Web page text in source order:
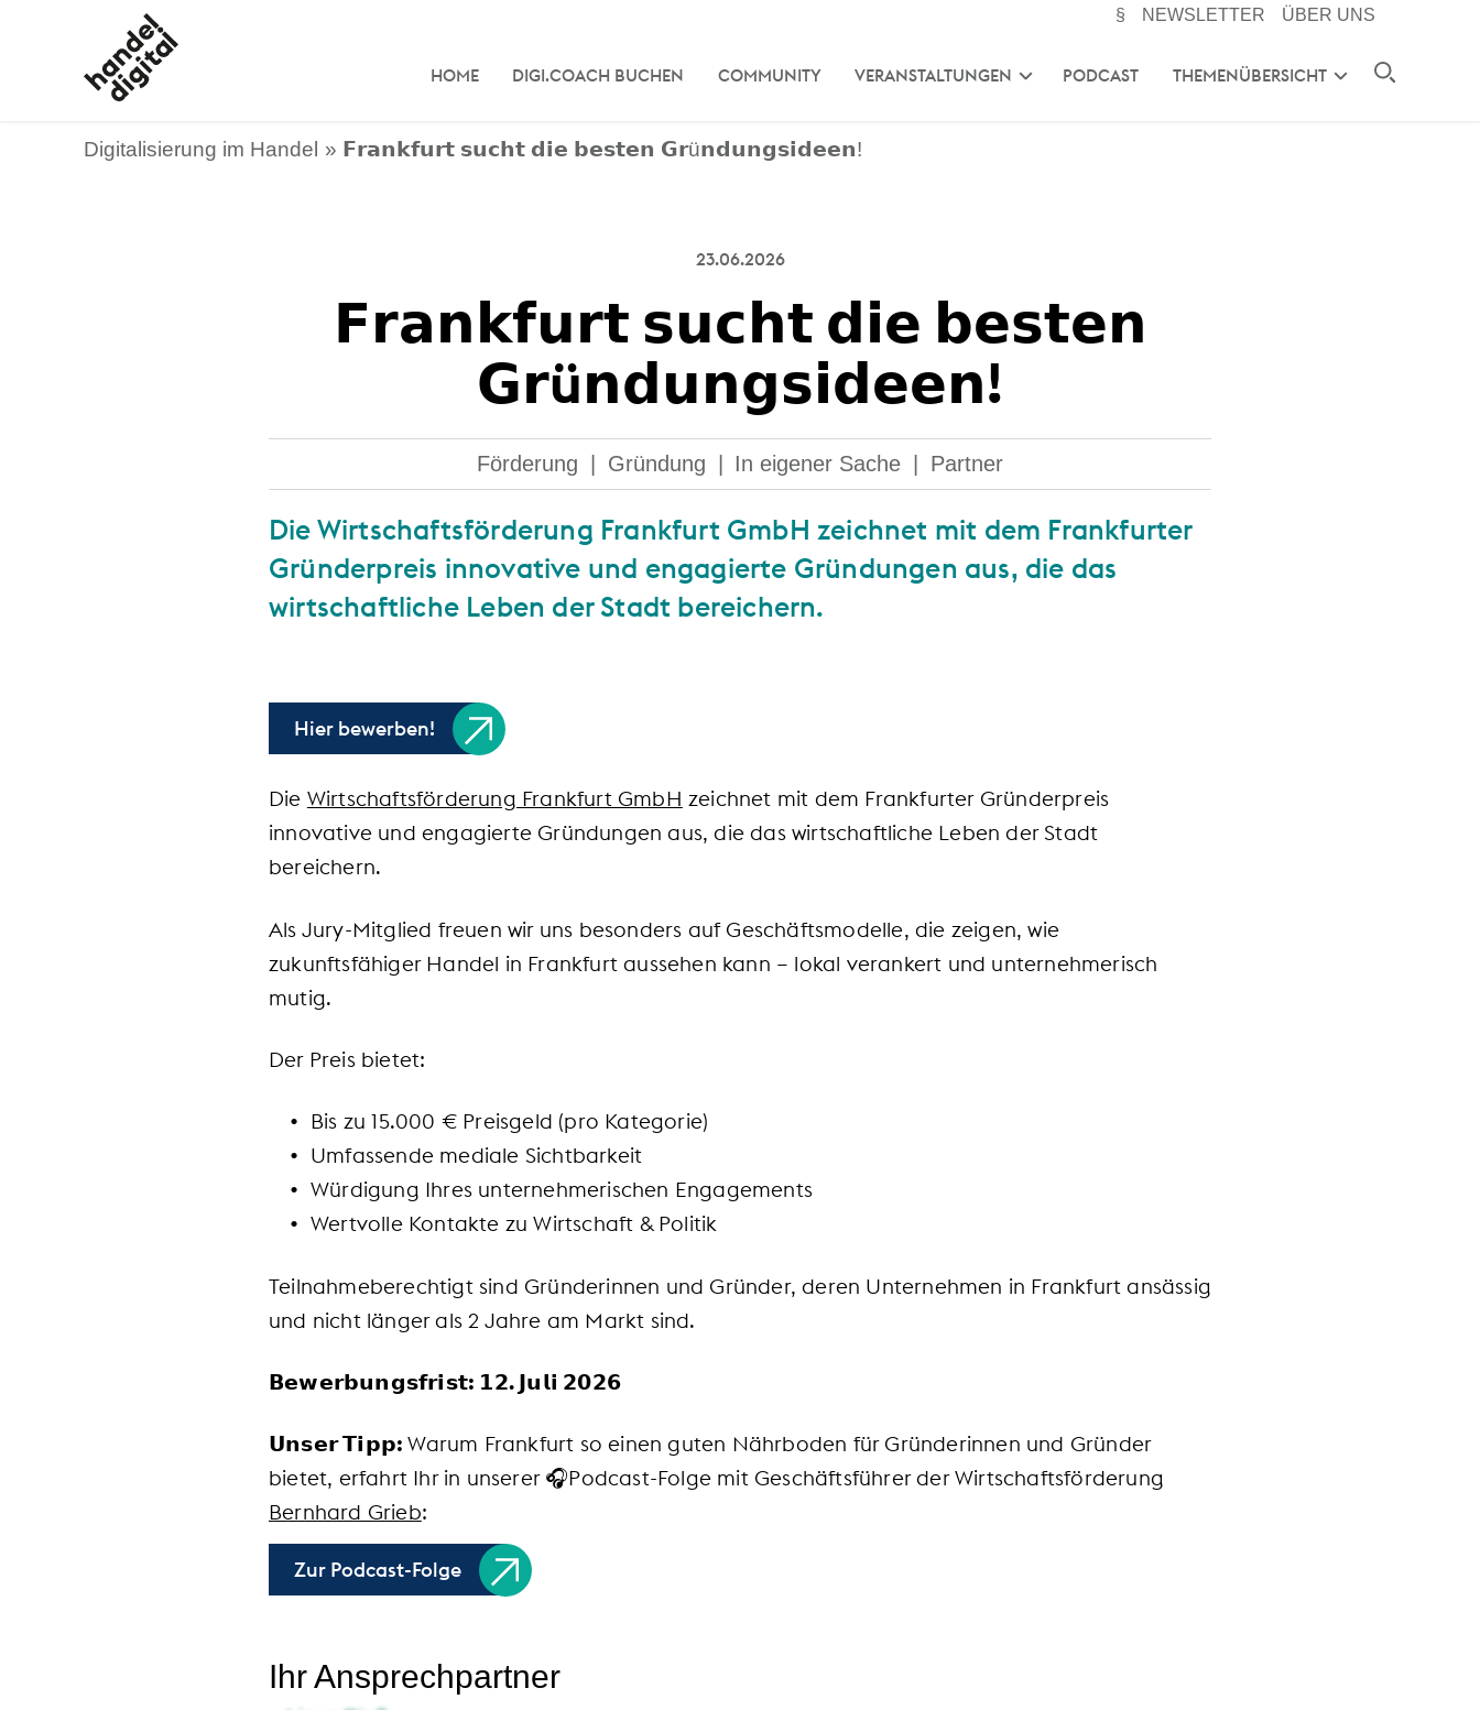
§ NEWSLETTER ÜBER UNS
HOME DIGI.COACH BUCHEN COMMUNITY VERANSTALTUNGEN PODCAST THEMENÜBERSICHT
Digitalisierung im Handel 𝗙𝗿𝗮𝗻𝗸𝗳𝘂𝗿𝘁 𝘀𝘂𝗰𝗵𝘁 𝗱𝗶𝗲 𝗯𝗲𝘀𝘁𝗲𝗻 𝗚𝗿ü𝗻𝗱𝘂𝗻𝗴𝘀𝗶𝗱𝗲𝗲𝗻!
23.06.2026
𝗙𝗿𝗮𝗻𝗸𝗳𝘂𝗿𝘁 𝘀𝘂𝗰𝗵𝘁 𝗱𝗶𝗲 𝗯𝗲𝘀𝘁𝗲𝗻
𝗚𝗿ü𝗻𝗱𝘂𝗻𝗴𝘀𝗶𝗱𝗲𝗲𝗻!
Förderung Gründung In eigener Sache Partner
Die Wirtschaftsförderung Frankfurt GmbH zeichnet mit dem Frankfurter
Gründerpreis innovative und engagierte Gründungen aus, die das
wirtschaftliche Leben der Stadt bereichern.
Hier bewerben!
Die Wirtschaftsförderung Frankfurt GmbH zeichnet mit dem Frankfurter Gründerpreis
innovative und engagierte Gründungen aus, die das wirtschaftliche Leben der Stadt
bereichern.
Als Jury-Mitglied freuen wir uns besonders auf Geschäftsmodelle, die zeigen, wie
zukunftsfähiger Handel in Frankfurt aussehen kann – lokal verankert und unternehmerisch
mutig.
Der Preis bietet:
Bis zu 15.000 € Preisgeld (pro Kategorie)
Umfassende mediale Sichtbarkeit
Würdigung Ihres unternehmerischen Engagements
Wertvolle Kontakte zu Wirtschaft & Politik
Teilnahmeberechtigt sind Gründerinnen und Gründer, deren Unternehmen in Frankfurt ansässig
und nicht länger als 2 Jahre am Markt sind.
𝗕𝗲𝘄𝗲𝗿𝗯𝘂𝗻𝗴𝘀𝗳𝗿𝗶𝘀𝘁: 𝟭𝟮. 𝗝𝘂𝗹𝗶 𝟮𝟬𝟮𝟲
𝗨𝗻𝘀𝗲𝗿 𝗧𝗶𝗽𝗽:Warum Frankfurt so einen guten Nährboden für Gründerinnen und Gründer
bietet, erfahrt Ihr in unserer 🎧Podcast-Folge mit Geschäftsführer der Wirtschaftsförderung
Bernhard Grieb:
Zur Podcast-Folge
Ihr Ansprechpartner